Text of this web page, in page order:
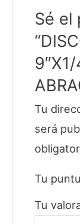
Sé el
Tu
será
Tu
Tu